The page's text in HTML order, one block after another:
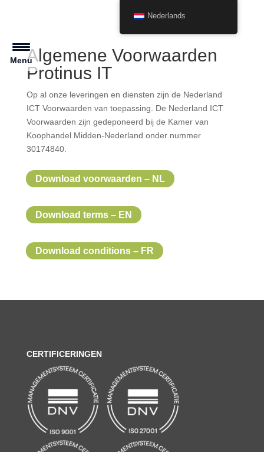
Algemene Voorwaarden
Protinus IT
Op al onze leveringen en diensten zijn de Nederland
ICT Voorwaarden van toepassing. De Nederland ICT
Voorwaarden zijn gedeponeerd bij de Kamer van
Koophandel Midden-Nederland onder nummer
30174840.
Download voorwaarden – NL
Download terms – EN
Download conditions – FR
CERTIFICERINGEN
Nederlands
Menu